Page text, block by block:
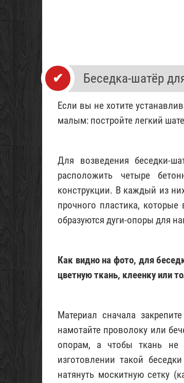
Беседка-шатёр
Если вы не хотите
малым: постройте легкий
Для возведения беседки-
расположить четыре
конструкции. В каждый из
прочного пластика,
образуются дуги-опоры для
Как видно на фото, для
цветную ткань, клеенку или
Материал сначала
намотайте проволоку или
опорам, а чтобы ткань не
изготовлении такой
натянуть москитную сетку